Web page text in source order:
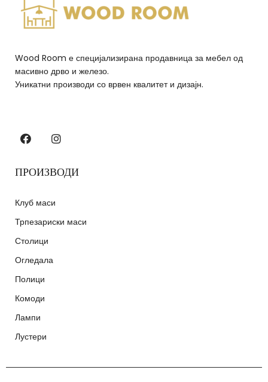
Wood Room е специјализирана продавница за мебел од
масивно дрво и железо.
Уникатни производи со врвен квалитет и дизајн.
ПРОИЗВОДИ
Клуб маси
Трпезариски маси
Столици
Огледала
Полици
Комоди
Лампи
Лустери